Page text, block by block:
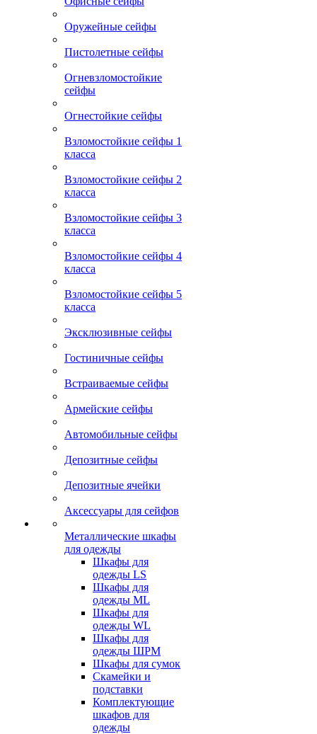
Оружейные сейфы
Пистолетные сейфы
Огневзломостойкие
сейфы
Огнестойкие сейфы
Взломостойкие сейфы 1
класса
Взломостойкие сейфы 2
класса
Взломостойкие сейфы 3
класса
Взломостойкие сейфы 4
класса
Взломостойкие сейфы 5
класса
Эксклюзивные сейфы
Гостиничные сейфы
Встраиваемые сейфы
Армейские сейфы
Автомобильные сейфы
Депозитные сейфы
Депозитные ячейки
Аксессуары для сейфов
Металлические шкафы
для одежды
Шкафы для
одежды LS
Шкафы для
одежды ML
Шкафы для
одежды WL
Шкафы для
одежды ШРМ
Шкафы для сумок
Скамейки и
подставки
Комплектующие
шкафов для
одежды